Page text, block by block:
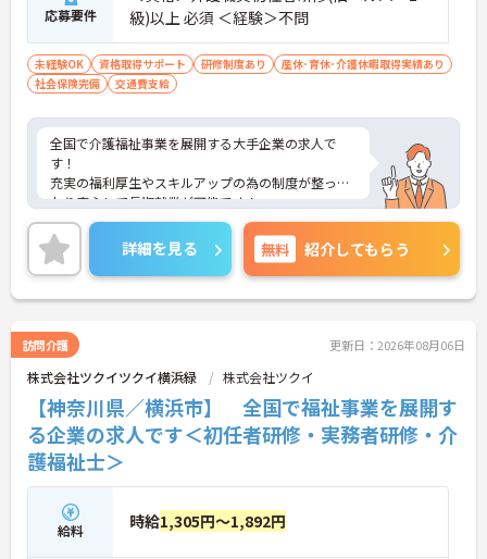
応募要件
級)以上 必須 ＜経験＞不問
未経験OK 資格取得サポート 研修制度あり
産休･育休･介護休暇取得実績あり
社会保険完備
交通費支給
全国で介護福祉事業を展開する大手企業の求人で
す！
充実の福利厚生やスキルアップの為の制度が整って
おり安心して長期就業が可能です！
ご興味ある方には、面接のポイントなど、さらに詳
細をお話致しますのでお気軽にご相談ください。
詳細を見る 無料 紹介してもらう
訪問介護 更新日：2026年08月06日
株式会社ツクイツクイ横浜緑 株式会社ツクイ
【神奈川県／横浜市】 全国で福祉事業を展開す
る企業の求人です＜初任者研修・実務者研修・介
護福祉士＞
給料 時給1,305円～1,892円